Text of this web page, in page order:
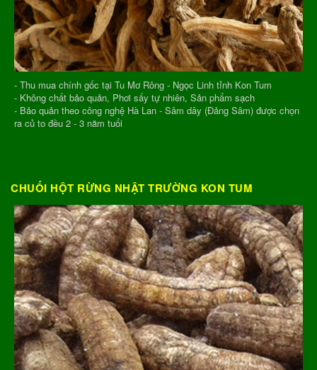
- Thu mua chính gốc tại Tu Mơ Rông - Ngọc Linh tỉnh Kon Tum
- Không chất bảo quản, Phơi sấy tự nhiên, Sản phẩm sạch
- Bảo quản theo công nghệ Hà Lan - Sâm dây (Đảng Sâm) được chọn
ra củ to đều 2 - 3 năm tuổi
CHUỐI HỘT RỪNG NHẬT TRƯỜNG KON TUM